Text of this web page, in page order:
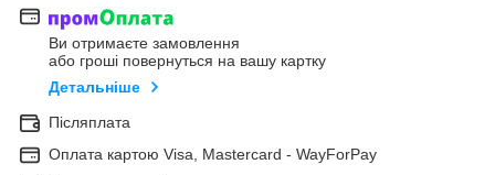
Ви отримаєте замовлення
або гроші повернуться на вашу картку
Детальніше
Післяплата
Оплата картою Visa, Mastercard - WayForPay